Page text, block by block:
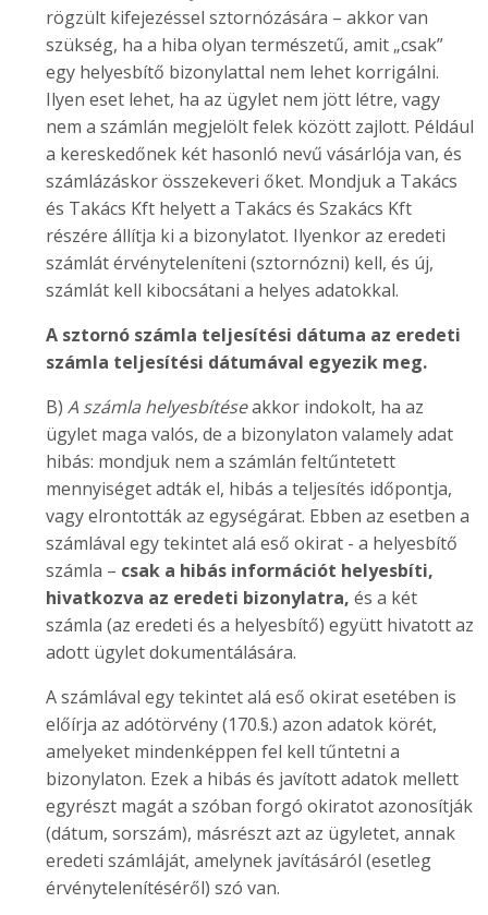
rögzült kifejezéssel sztornózására – akkor van
szükség, ha a hiba olyan természetű, amit „csak”
egy helyesbítő bizonylattal nem lehet korrigálni.
Ilyen eset lehet, ha az ügylet nem jött létre, vagy
nem a számlán megjelölt felek között zajlott. Például
a kereskedőnek két hasonló nevű vásárlója van, és
számlázáskor összekeveri őket. Mondjuk a Takács
és Takács Kft helyett a Takács és Szakács Kft
részére állítja ki a bizonylatot. Ilyenkor az eredeti
számlát érvényteleníteni (sztornózni) kell, és új,
számlát kell kibocsátani a helyes adatokkal.
A sztornó számla teljesítési dátuma az eredeti
számla teljesítési dátumával egyezik meg.
B) A számla helyesbítéseakkor indokolt, ha az
ügylet maga valós, de a bizonylaton valamely adat
hibás: mondjuk nem a számlán feltűntetett
mennyiséget adták el, hibás a teljesítés időpontja,
vagy elrontották az egységárat. Ebben az esetben a
számlával egy tekintet alá eső okirat - a helyesbítő
számla – csak a hibás információt helyesbíti,
hivatkozva az eredeti bizonylatra, és a két
számla (az eredeti és a helyesbítő) együtt hivatott az
adott ügylet dokumentálására.
A számlával egy tekintet alá eső okirat esetében is
előírja az adótörvény (170.§.) azon adatok körét,
amelyeket mindenképpen fel kell tűntetni a
bizonylaton. Ezek a hibás és javított adatok mellett
egyrészt magát a szóban forgó okiratot azonosítják
(dátum, sorszám), másrészt azt az ügyletet, annak
eredeti számláját, amelynek javításáról (esetleg
érvénytelenítéséről) szó van.